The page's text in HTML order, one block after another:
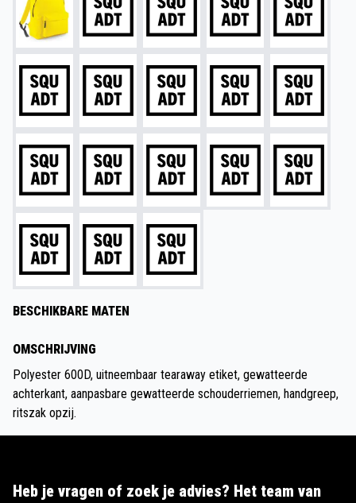
BESCHIKBARE MATEN
OMSCHRIJVING
Polyester 600D, uitneembaar tearaway etiket, gewatteerde
achterkant, aanpasbare gewatteerde schouderriemen, handgreep,
ritszak opzij.
Heb je vragen of zoek je advies? Het team van